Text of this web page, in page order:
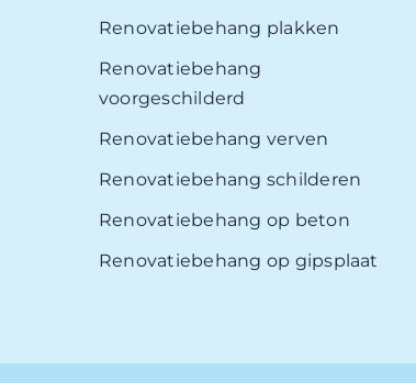
Renovatiebehang plakken
Renovatiebehang
voorgeschilderd
Renovatiebehang verven
Renovatiebehang schilderen
Renovatiebehang op beton
Renovatiebehang op gipsplaat